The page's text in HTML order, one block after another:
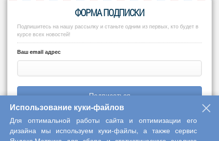
ФОРМА ПОДПИСКИ
Подпишитесь на нашу рассылку и станьте одним из первых, кто будет в
курсе всех новостей!
Ваш email адрес
Подписаться
Использование куки-файлов
Для оптимальной работы сайта и оптимизации его
дизайна мы используем куки-файлы, а также сервис